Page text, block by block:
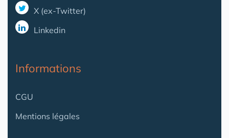
X (ex-Twitter)
Linkedin
Informations
CGU
Mentions légales